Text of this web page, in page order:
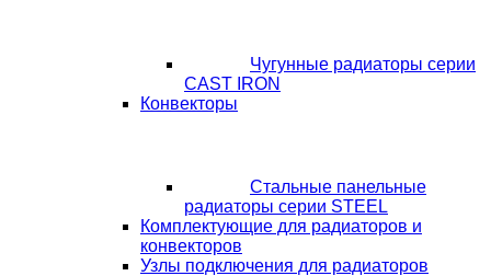
Чугунные радиаторы серии
CAST IRON
Конвекторы
Стальные панельные
радиаторы серии STEEL
Комплектующие для радиаторов и
конвекторов
Узлы подключения для радиаторов